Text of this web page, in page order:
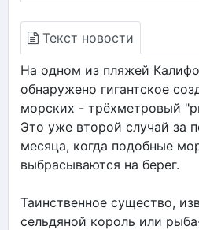
Текст новости
На одном из пляжей
обнаружено гигантское
морских - трёхметровый
Это уже второй случай за
месяца, когда подобные
выбрасываются на берег.
Таинственное существо,
сельдяной король или